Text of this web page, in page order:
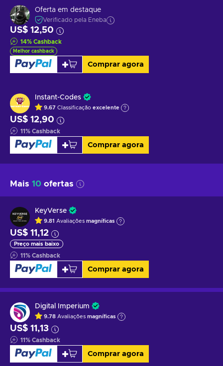
Oferta em destaque
Verificado pela Eneba
US$ 12,50
14% Cashback
Melhor cashback
Comprar agora
Instant-Codes
9.67 Classificação excelente
US$ 12,90
11% Cashback
Comprar agora
Mais 10 ofertas
KeyVerse
9.81 Avaliações magníficas
US$ 11,12
Preço mais baixo
11% Cashback
Comprar agora
Digital Imperium
9.78 Avaliações magníficas
US$ 11,13
11% Cashback
Comprar agora